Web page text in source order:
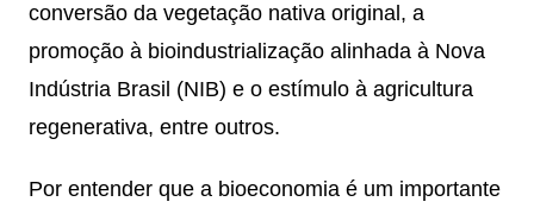
conversão da vegetação nativa original, a
promoção à bioindustrialização alinhada à Nova
Indústria Brasil (NIB) e o estímulo à agricultura
regenerativa, entre outros.
Por entender que a bioeconomia é um importante